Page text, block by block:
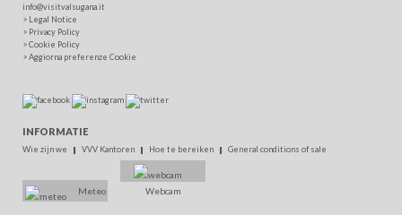
info@visitvalsugana.it
> Legal Notice
> Privacy Policy
>Cookie Policy
>Aggiorna preferenze Cookie
INFORMATIE
Wie zijn we VVV Kantoren Hoe te bereiken General conditions of sale
Meteo Webcam